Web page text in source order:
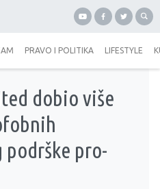
PRAVO I POLITIKA LIFESTYLE
dobio više
podrške pro-